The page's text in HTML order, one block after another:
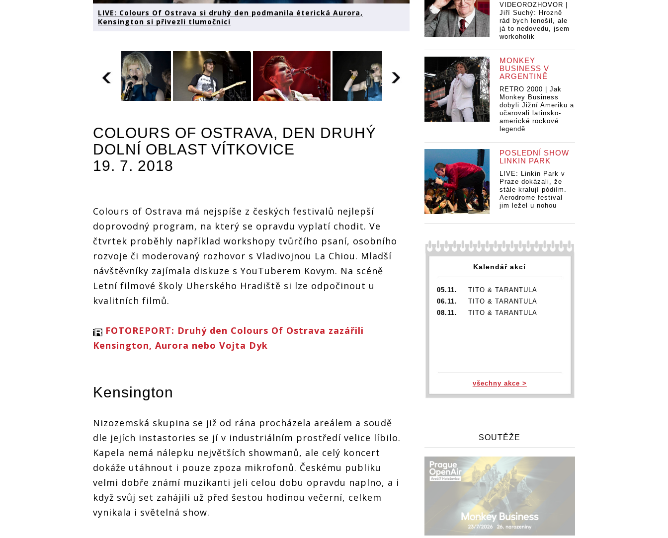
LIVE: Colours Of Ostrava si druhý den podmanila éterická Aurora,
Kensington si přivezli tlumočnici
den podmanila
éterická Aurora,
Kensington si
tlumočnici
den podmanila
éterická Aurora,
Kensington si
den podmanila
éterická Aurora,
Kensington si
den podmanila
éterická Aurora,
LIVE: Colours Of
Ostrava si druhý
Kensington si
přivezli
tlumočnici
LIVE: Colours Of
Ostrava si druhý
den podmanila
éterická Aurora,
Kensington si
přivezli
tlumočnici
COLOURS OF OSTRAVA, DEN DRUHÝ
DOLNÍ OBLAST VÍTKOVICE
19. 7. 2018
Colours of Ostrava má nejspíše z českých festivalů nejlepší
doprovodný program, na který se opravdu vyplatí chodit. Ve
čtvrtek proběhly například workshopy tvůrčího psaní, osobního
rozvoje či moderovaný rozhovor s Vladivojnou La Chiou. Mladší
návštěvníky zajímala diskuze s YouTuberem Kovym. Na scéně
Letní filmové školy Uherského Hradiště si lze odpočinout u
kvalitních filmů.
FOTOREPORT: Druhý den Colours Of Ostrava zazářili
Kensington, Aurora nebo Vojta Dyk
Kensington
Nizozemská skupina se již od rána procházela areálem a soudě
dle jejích instastories se jí v industriálním prostředí velice líbilo.
Kapela nemá nálepku největších showmanů, ale celý koncert
dokáže utáhnout i pouze zpoza mikrofonů. Českému publiku
velmi dobře známí muzikanti jeli celou dobu opravdu naplno, a i
když svůj set zahájili už před šestou hodinou večerní, celkem
vynikala i světelná show.
VIDEOROZHOVOR |
Jiří Suchý: Hrozně
rád bych lenošil, ale
já to nedovedu, jsem
workoholik
MONKEY
BUSINESS V
ARGENTINĚ
RETRO 2000 | Jak
Monkey Business
dobyli Jižní Ameriku a
učarovali latinsko-
americké rockové
legendě
POSLEDNÍ SHOW
LINKIN PARK
LIVE: Linkin Park v
Praze dokázali, že
stále kralují pódiím.
Aerodrome festival
jim ležel u nohou
Kalendář akcí
05.11.
TITO & TARANTULA
06.11.
TITO & TARANTULA
08.11.
TITO & TARANTULA
všechny akce >
SOUTĚŽE